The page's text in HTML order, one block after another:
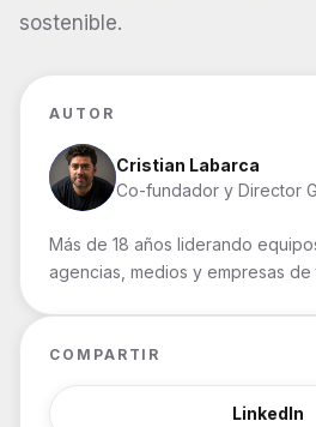
sostenible.
AUTOR
Cristian Labarca
Co-fundador y Director
Más de 18 años liderando
agencias, medios y empresas de
COMPARTIR
LinkedIn